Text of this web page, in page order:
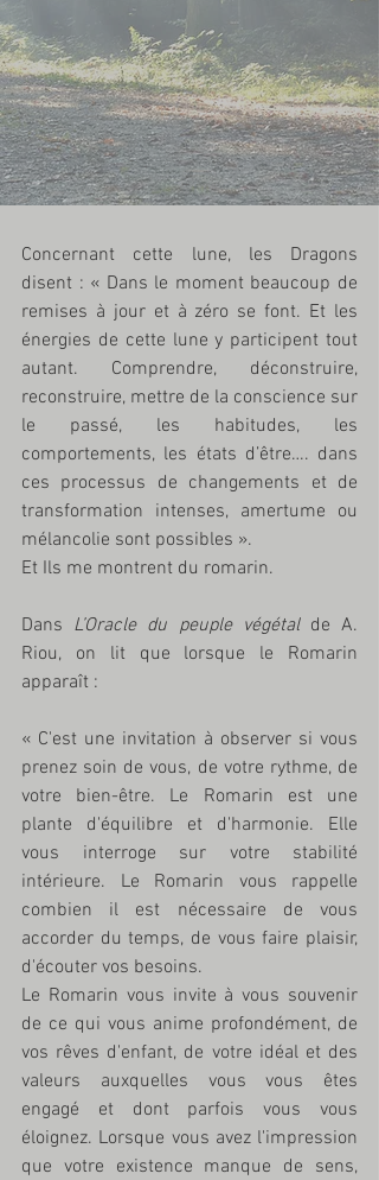
Concernant cette lune, les Dragons
disent : « Dans le moment beaucoup de
remises à jour et à zéro se font. Et les
énergies de cette lune y participent tout
autant. Comprendre, déconstruire,
reconstruire, mettre de la conscience sur
le passé, les habitudes, les
comportements, les états d’être…. dans
ces processus de changements et de
transformation intenses, amertume ou
mélancolie sont possibles ».
Et Ils me montrent du romarin.
Dans L’Oracle du peuple végétal de A.
Riou, on lit que lorsque le Romarin
apparaît :
« C'est une invitation à observer si vous
prenez soin de vous, de votre rythme, de
votre bien-être. Le Romarin est une
plante d'équilibre et d'harmonie. Elle
vous interroge sur votre stabilité
intérieure. Le Romarin vous rappelle
combien il est nécessaire de vous
accorder du temps, de vous faire plaisir,
d'écouter vos besoins.
Le Romarin vous invite à vous souvenir
de ce qui vous anime profondément, de
vos rêves d'enfant, de votre idéal et des
valeurs auxquelles vous vous êtes
engagé et dont parfois vous vous
éloignez. Lorsque vous avez l'impression
que votre existence manque de sens,